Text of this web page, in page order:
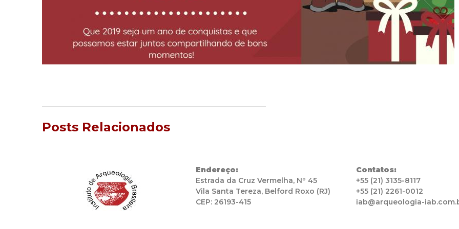
Posts Relacionados
Endereço:
Estrada da Cruz Vermelha, Nº 45
Vila Santa Tereza, Belford Roxo (RJ)
CEP: 26193-415
Contatos:
+55 (21) 3135-8117
+55 (21) 2261-0012
iab@arqueologia-